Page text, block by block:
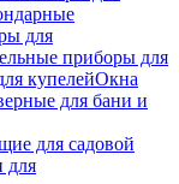
для
приборы для
купелейОкна
для бани и
для садовой
для